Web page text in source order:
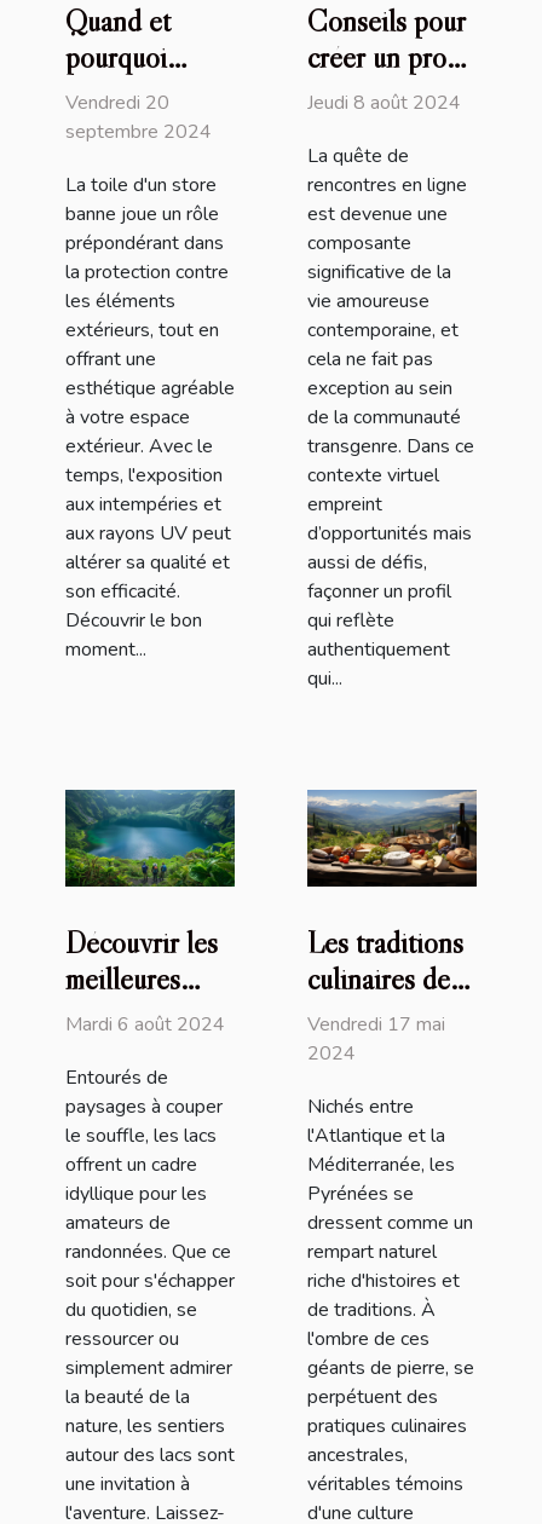
Quand et
pourquoi
remplacer la
toile de votre
Vendredi 20
septembre 2024
La toile d'un store
banne joue un rôle
prépondérant dans
la protection contre
les éléments
extérieurs, tout en
offrant une
esthétique agréable
à votre espace
extérieur. Avec le
temps, l'exposition
aux intempéries et
aux rayons UV peut
altérer sa qualité et
son efficacité.
Découvrir le bon
moment...
Conseils pour
créer un profil
attrayant sur
rencontres
transgenres
Jeudi 8 août 2024
La quête de
rencontres en ligne
est devenue une
composante
significative de la
vie amoureuse
contemporaine, et
cela ne fait pas
exception au sein
de la communauté
transgenre. Dans ce
contexte virtuel
empreint
d’opportunités mais
aussi de défis,
façonner un profil
qui reflète
authentiquement
qui...
Découvrir les
meilleures
randonnées
Mardi 6 août 2024
Entourés de
paysages à couper
le souffle, les lacs
offrent un cadre
idyllique pour les
amateurs de
randonnées. Que ce
soit pour s'échapper
du quotidien, se
ressourcer ou
simplement admirer
la beauté de la
nature, les sentiers
autour des lacs sont
une invitation à
l'aventure. Laissez-
Les traditions
culinaires des
Pyrénées : un
héritage
préservé
Vendredi 17 mai
2024
Nichés entre
l'Atlantique et la
Méditerranée, les
Pyrénées se
dressent comme un
rempart naturel
riche d'histoires et
de traditions. À
l'ombre de ces
géants de pierre, se
perpétuent des
pratiques culinaires
ancestrales,
véritables témoins
d'une culture